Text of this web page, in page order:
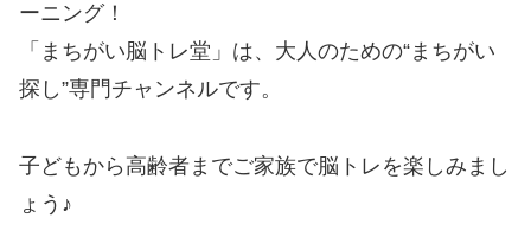
ーニング！
「まちがい脳トレ堂」は、大人のための“まちがい
探し”専門チャンネルです。
子どもから高齢者までご家族で脳トレを楽しみまし
ょう♪